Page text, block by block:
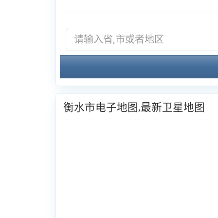
衡水市电子地图,最新卫星地图